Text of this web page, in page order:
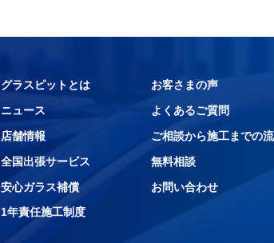
グラスピットとは
ニュース
店舗情報
全国出張サービス
安心ガラス補償
1年責任施工制度
お客さまの声
よくあるご質問
ご相談から施工までの
無料相談
お問い合わせ